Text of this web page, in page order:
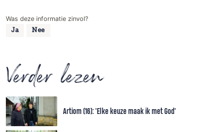
Was deze informatie zinvol?
Ja Nee
Verder lezen
Artiom (16): 'Elke keuze maak ik met God'